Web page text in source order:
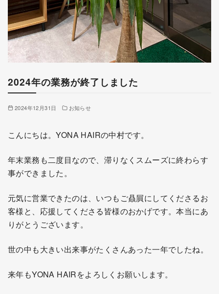
2024年の業務が終了しました
2024年12月31日 お知らせ
こんにちは。YONA HAIRの中村です。
年末業務も二度目なので、滞りなくスムーズに終わらす
事ができました。
元気に営業できたのは、いつもご贔屓にしてくださるお
客様と、応援してくださる皆様のおかげです。本当にあ
りがとうございます。
世の中も大きい出来事がたくさんあった一年でしたね。
来年もYONA HAIRをよろしくお願いします。